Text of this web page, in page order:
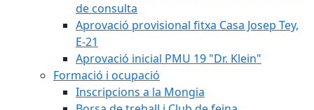
de consulta
Aprovació provisional fitxa Casa Josep Tey,
E-21
Aprovació inicial PMU 19 "Dr. Klein"
Formació i ocupació
Inscripcions a la Mongia